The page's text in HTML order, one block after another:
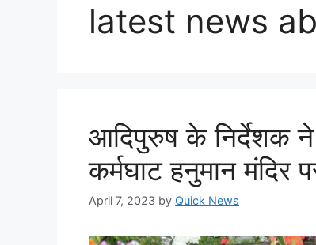
latest news
आदिपुरुष के निर्देशक ने
कर्मघाट हनुमान मंदिर
April 7, 2023 by Quick News